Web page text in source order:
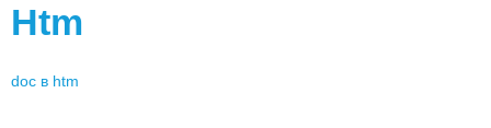
Htm
doc в htm